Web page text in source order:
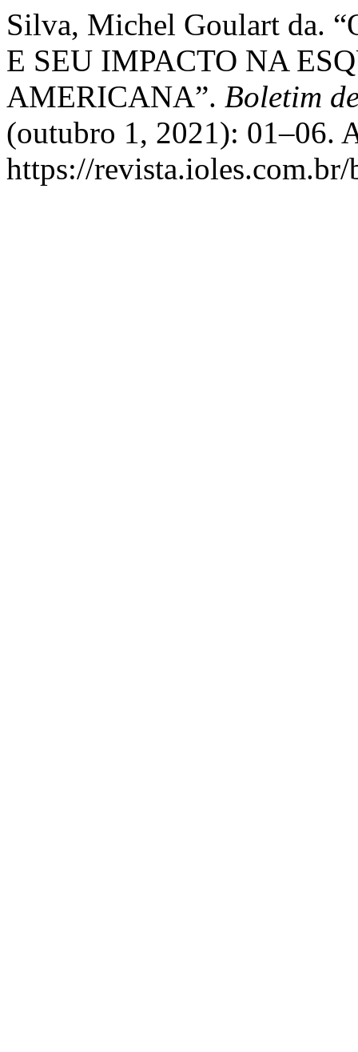
Silva, Michel Goulart da.
E SEU IMPACTO NA
AMERICANA”. Boletim
(outubro 1, 2021): 01–06.
https://